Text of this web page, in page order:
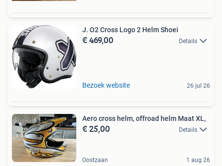
J. O2 Cross Logo 2 Helm Shoei
€ 469,00 Details
Bezoek website 26 jul 26
Aero cross helm, offroad helm Maat XL,
€ 25,00 Details
Oostzaan 1 aug 26